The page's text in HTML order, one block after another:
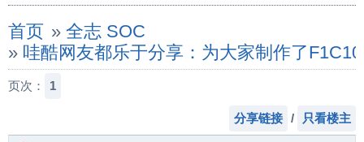
首页 » 全志 SOC
» 哇酷网友都乐于分享：为大家制作了
页次： 1
分享链接 / 只看楼主